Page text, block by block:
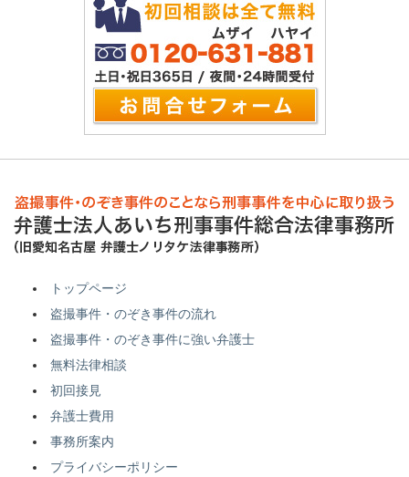
トップページ
盗撮事件・のぞき事件の流れ
盗撮事件・のぞき事件に強い弁護士
無料法律相談
初回接見
弁護士費用
事務所案内
プライバシーポリシー